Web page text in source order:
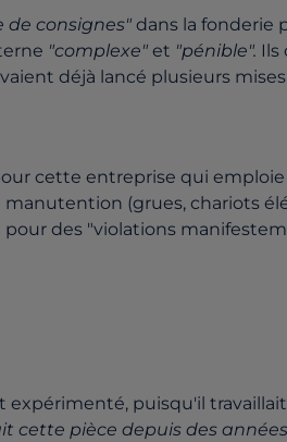
de consignes" dans la fonderie
"complexe" et "pénible". Ils
déjà lancé plusieurs
cette entreprise qui
(grues, chariots
des "violations
puisqu'il
cette pièce depuis des